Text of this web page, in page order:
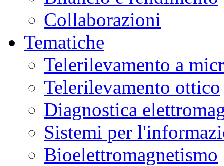
Collaborazioni
Tematiche
Telerilevamento a
Telerilevamento ottico
Diagnostica
Sistemi per
Bioelettromagnetismo